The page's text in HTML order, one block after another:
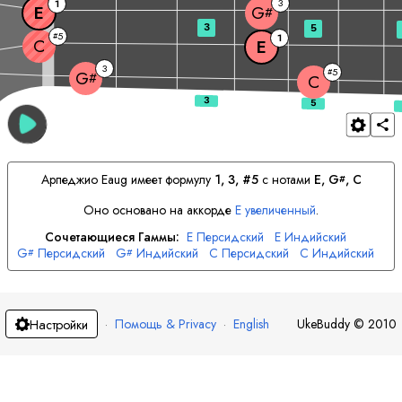
G# 3
C #5
C #5 E 1
E 1 G#
3 5
Арпеджио Eaug имеет формулу 1, 3, #5с нотами E, G#, C
Оно основано на аккорде E увеличенный.
Сочетающиеся Гаммы: E Персидский E Индийский
G# Персидский G# Индийский C Персидский C Индийский
Настройки · Помощь & Privacy · English UkeBuddy © 2010